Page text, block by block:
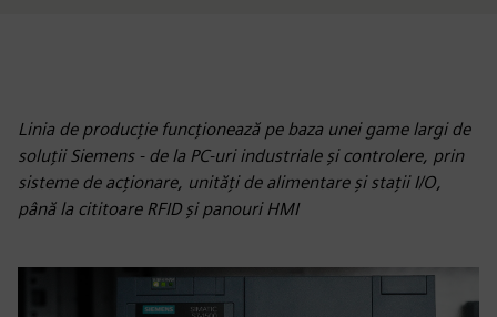
Linia de producție funcționează pe baza unei game largi de
soluții Siemens - de la PC-uri industriale și controlere, prin
sisteme de acționare, unități de alimentare și stații I/O,
până la cititoare RFID și panouri HMI